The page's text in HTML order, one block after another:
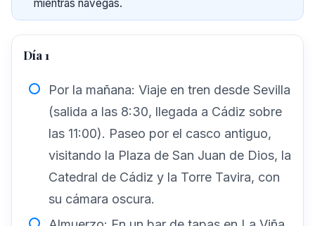
mientras navegas.
Día 1
Por la mañana: Viaje en tren desde Sevilla
(salida a las 8:30, llegada a Cádiz sobre
las 11:00). Paseo por el casco antiguo,
visitando la Plaza de San Juan de Dios, la
Catedral de Cádiz y la Torre Tavira, con
su cámara oscura.